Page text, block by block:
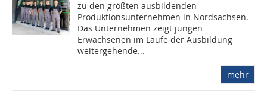
zu den größten ausbildenden
Produktionsunternehmen in Nordsachsen.
Das Unternehmen zeigt jungen
Erwachsenen im Laufe der Ausbildung
weitergehende...
mehr